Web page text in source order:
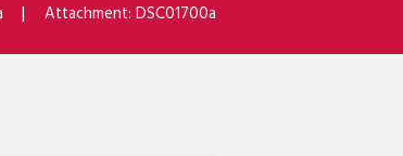
Attachment: DSC01700a